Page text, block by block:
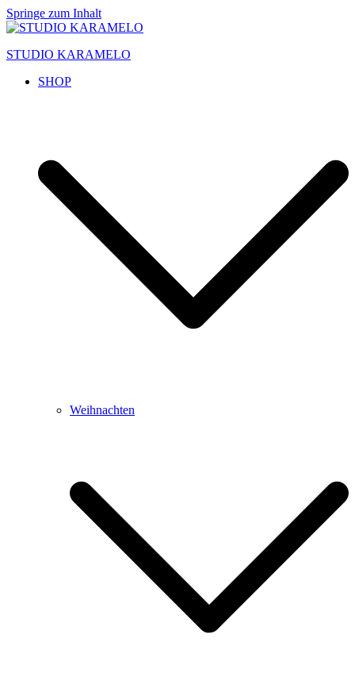
Springe zum Inhalt
STUDIO KARAMELO
SHOP
Weihnachten